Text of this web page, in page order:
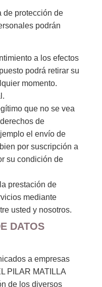
de protección de
podrán
a los efectos
podrá retirar su
momento.
que no se vea
de
el envío de
por suscripción a
su condición de
prestación de
mediante
usted y nosotros.
DATOS
a empresas
PILAR MATILLA
de los diversos